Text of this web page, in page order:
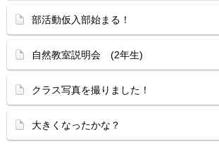
部活動仮入部始まる！
自然教室説明会 (2年生)
クラス写真を撮りました！
大きくなったかな？